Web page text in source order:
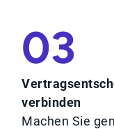
03
verbinden
Machen Sie